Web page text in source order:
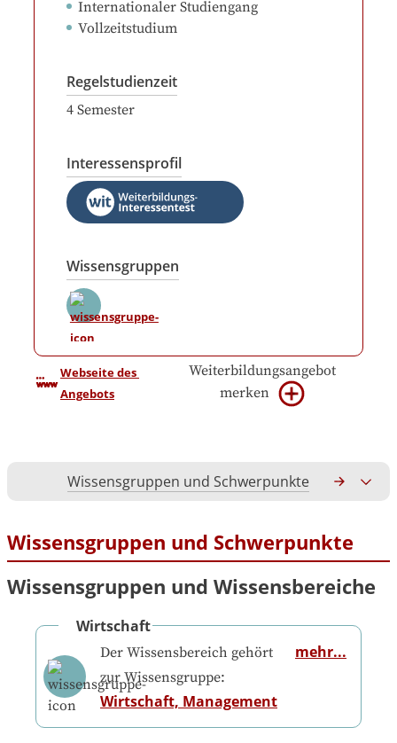
Internationaler Studiengang
Vollzeitstudium
Regelstudienzeit
4 Semester
Interessensprofil
Wissensgruppen
Webseite des
Angebots
Weiterbildungsangebot
merken
Wissensgruppen und Schwerpunkte
Wissensgruppen und Schwerpunkte
Wissensgruppen und Wissensbereiche
Wirtschaft
Der Wissensbereich gehört
zur Wissensgruppe:
Wirtschaft, Management
mehr...